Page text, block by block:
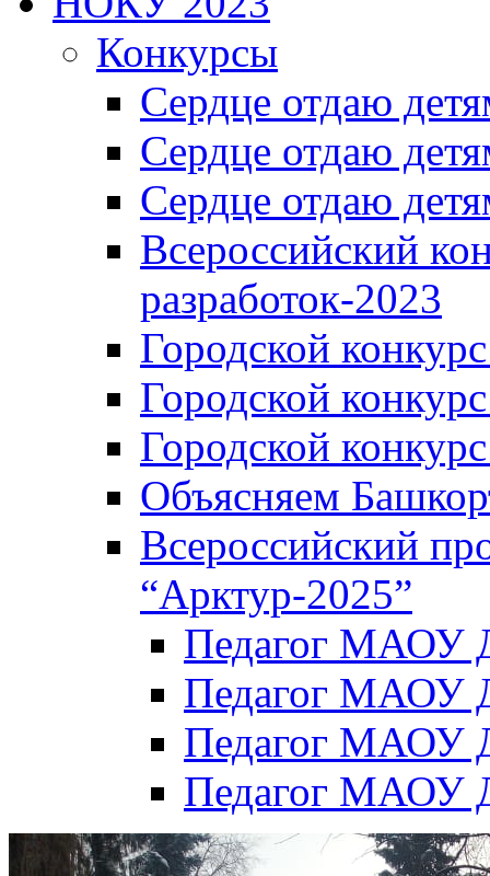
Конкурсы
Сердце отдаю
Сердце отдаю
Сердце отдаю
Всероссийский
разработок-2023
Городской
Городской
Городской
Объясняем
Всероссийский
“Арктур-2025”
Педагог МАОУ
Педагог МАОУ
Педагог МАОУ
Педагог МАОУ